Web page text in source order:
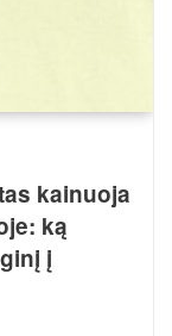
kainuoja
ką
į